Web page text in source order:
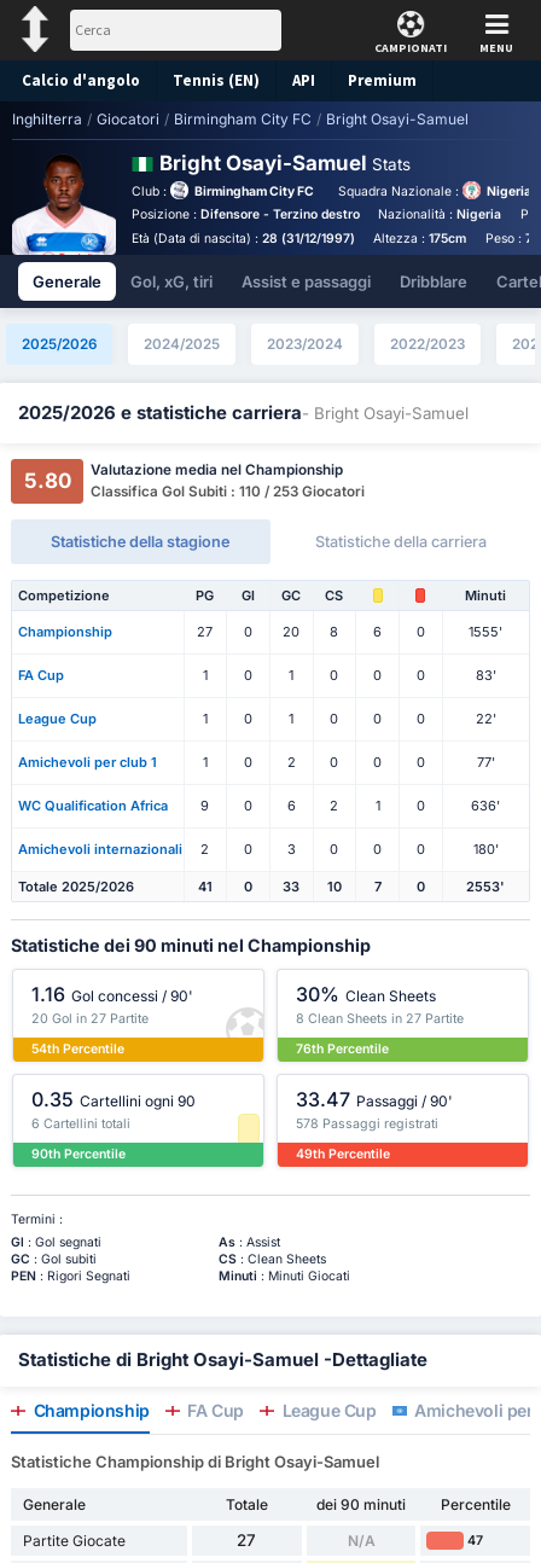
CAMPIONATI MENU
Calcio d'angolo Tennis (EN) API Premium
Pronostico
Inghilterra / Giocatori / Birmingham City FC / Bright Osayi-Samuel
Bright Osayi-Samuel Stats
Club : Birmingham City FC Squadra Nazionale :
Nigeria
Posizione : Difensore - Terzino destro Nazionalità :Nigeria
Età (Data di nascita) : 28 (31/12/1997) Altezza :175cm Peso :
Generale Gol, xG, tiri Assist e passaggi Dribblare
2025/2026 2024/2025 2023/2024 2022/2023
2025/2026 e statistiche carriera- Bright Osayi-Samuel
5.80
Valutazione media nel Championship
Classifica Gol Subiti : 110 / 253 Giocatori
Statistiche della stagione Statistiche della carriera
Competizione PG Gl GC CS Minuti
Championship 27 0 20 8 6 0 1555'
FA Cup 1 0 1 0 0 0 83'
League Cup 1 0 1 0 0 0 22'
Amichevoli per club 1 1 0 2 0 0 0 77'
WC Qualification Africa 9 0 6 2 1 0 636'
Amichevoli internazionali 2 0 3 0 0 0 180'
Totale 2025/2026 41 0 33 10 7 0 2553'
Statistiche dei 90 minuti nel Championship
1.16 Gol concessi / 90'
20 Gol in 27 Partite
54th Percentile
30% Clean Sheets
8 Clean Sheets in 27 Partite
76th Percentile
0.35 Cartellini ogni 90
6 Cartellini totali
90th Percentile
33.47 Passaggi / 90'
578 Passaggi registrati
49th Percentile
Termini :
Gl : Gol segnati As: Assist
GC : Gol subiti CS: Clean Sheets
PEN : Rigori Segnati Minuti : Minuti Giocati
Statistiche di Bright Osayi-Samuel -Dettagliate
Championship FA Cup League Cup Amichevoli per
Statistiche Championship di Bright Osayi-Samuel
Generale Totale dei 90 minuti
Percentile
Partite Giocate
27 N/A 47